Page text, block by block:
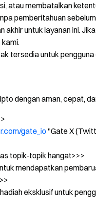
atau membatalkan
pemberitahuan
akhir untuk layanan ini.
tersedia untuk
dengan aman, cepat,
gate_io "Gate X
topik-topik hangat>>>
mendapatkan
eksklusif untuk